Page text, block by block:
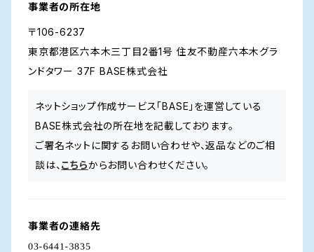
事業者の所在地
〒106-6237
東京都港区六本木三丁目2番1号 住友不動産六本木グラ
ンドタワー 37F BASE株式会社
ネットショップ作成サービス「BASE」を運営している
BASE株式会社の所在地を記載しております。
ご署名ネットに関するお問い合わせや、返品などのご相
談は、 こちらからお問い合わせください。
事業者の連絡先